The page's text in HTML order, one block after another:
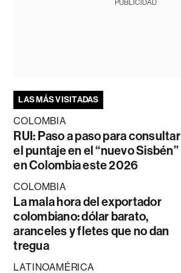
PUBLICIDAD
LAS MÁS VISITADAS
COLOMBIA
RUI: Paso a paso para consultar
el puntaje en el “nuevo Sisbén”
en Colombia este 2026
COLOMBIA
La mala hora del exportador
colombiano: dólar barato,
aranceles y fletes que no dan
tregua
LATINOAMÉRICA